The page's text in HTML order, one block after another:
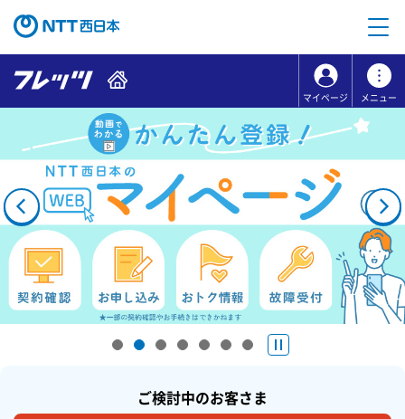
コンテンツのリンクナビゲーションへ移動
マイページ メニュー
ご検討中のお客さま